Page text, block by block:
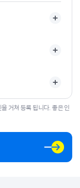
거쳐 등록 됩니다. 좋은 인